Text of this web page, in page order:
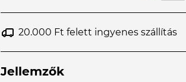
20.000 Ft felett ingyenes szállítás
Jellemzők